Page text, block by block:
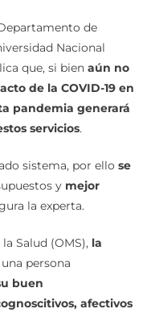
de
Nacional
que, si bienaún no
de la COVID-19 en
pandemia generará
sistema, por ello
ymejor
Salud (OMS),
persona
buen